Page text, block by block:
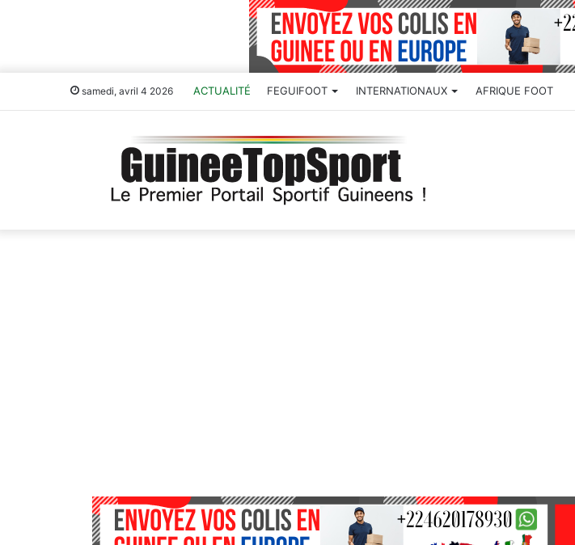
samedi, avril 4 2026 ACTUALITÉ FEGUIFOOT INTERNATIONAUX AFRIQUE FOOT